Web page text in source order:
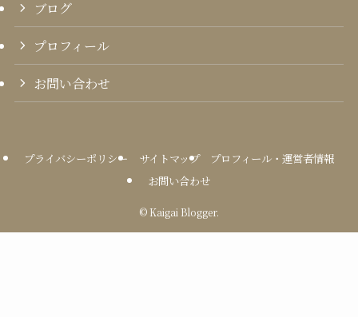
ブログ
プロフィール
お問い合わせ
プライバシーポリシー サイトマップ
プロフィール・運営者情報
お問い合わせ
© Kaigai Blogger.